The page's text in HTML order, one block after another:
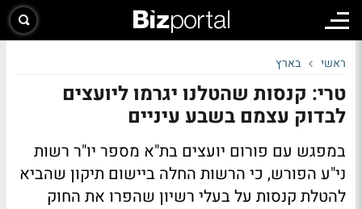
ראשי בארץ
טרי: קנסות שהטלנו יגרמו ליועצים
לבדוק עצמם בשבע עיניים
במפגש עם פורום יועצים בת"א מספר יו"ר רשות
ני"ע הפורש, כי הרשות החלה ביישום תיקון שהביא
להטלת קנסות על בעלי רשיון שהפרו את החוק